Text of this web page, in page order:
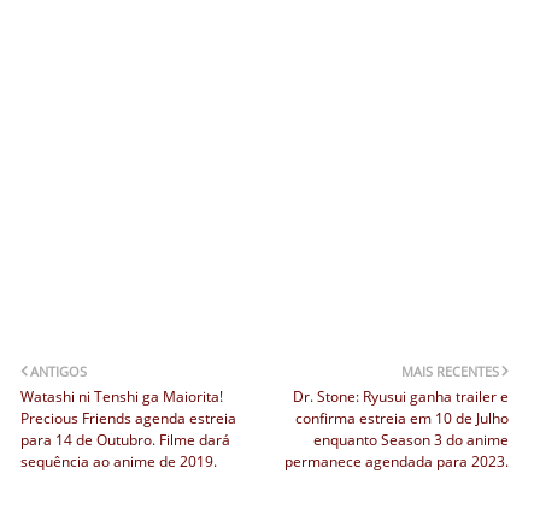
MAIS RECENTES
Dr. Stone: Ryusui ganha trailer e
confirma estreia em 10 de Julho
enquanto Season 3 do anime
permanece agendada para 2023.
ANTIGOS
Watashi ni Tenshi ga Maiorita!
Precious Friends agenda estreia
para 14 de Outubro. Filme dará
sequência ao anime de 2019.